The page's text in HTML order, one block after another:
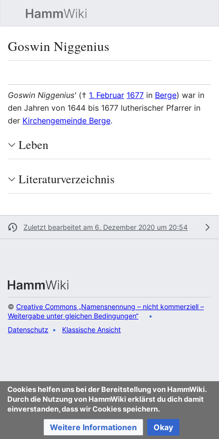
Goswin Niggenius
Goswin Niggenius' († 1. Februar 1677 in Berge) war in
den Jahren von 1644 bis 1677 lutherischer Pfarrer in
der Kirchengemeinde Berge.
Leben
Literaturverzeichnis
Zuletzt bearbeitet am 6. Dezember 2020 um 20:54
Cookies helfen uns bei der Bereitstellung von HammWiki.
Durch die Nutzung von HammWiki erklärst du dich damit
einverstanden, dass wir Cookies speichern.
Weitere Informationen Okay
© Creative Commons „Namensnennung – nicht kommerziell –
Weitergabe unter gleichen Bedingungen“
Datenschutz
Klassische Ansicht